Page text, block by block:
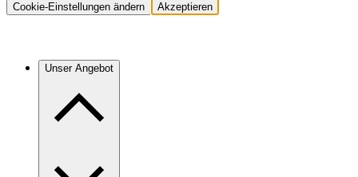
Cookie-Einstellungen ändern Akzeptieren
Unser Angebot